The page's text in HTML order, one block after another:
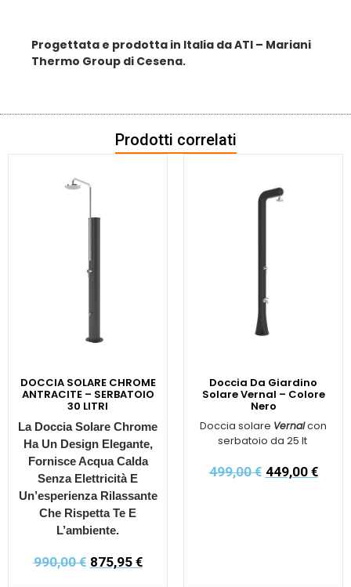
Progettata e prodotta in Italia da ATI – Mariani
Thermo Group di Cesena.
Prodotti correlati
DOCCIA SOLARE CHROME
ANTRACITE – SERBATOIO
30 LITRI
La Doccia Solare Chrome
Ha Un Design Elegante,
Fornisce Acqua Calda
Senza Elettricità E
Un’esperienza Rilassante
Che Rispetta Te E
L’ambiente.
990,00€ 875,95 €
Doccia Da Giardino
Solare Vernal – Colore
Nero
Doccia solare Vernalcon
serbatoio da 25 lt
499,00€ 449,00 €